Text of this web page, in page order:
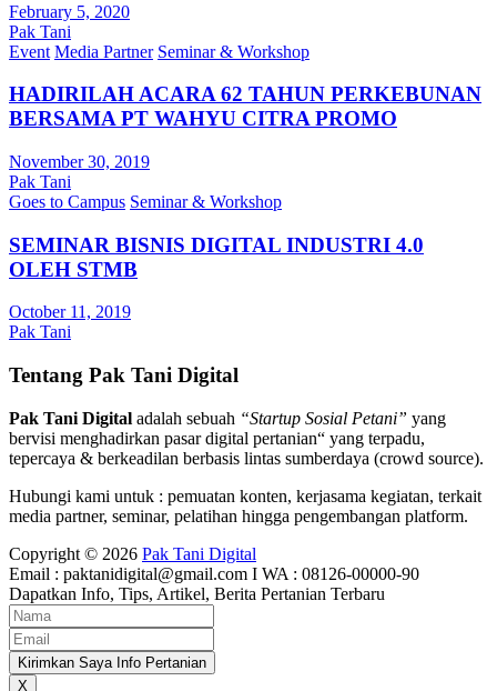
February 5, 2020
Pak Tani
Event Media Partner Seminar & Workshop
HADIRILAH ACARA 62 TAHUN PERKEBUNAN
BERSAMA PT WAHYU CITRA PROMO
November 30, 2019
Pak Tani
Goes to Campus Seminar & Workshop
SEMINAR BISNIS DIGITAL INDUSTRI 4.0
OLEH STMB
October 11, 2019
Pak Tani
Tentang Pak Tani Digital
Pak Tani Digital adalah sebuah “Startup Sosial Petani” yang
bervisi menghadirkan pasar digital pertanian“ yang terpadu,
tepercaya & berkeadilan berbasis lintas sumberdaya (crowd source).
Hubungi kami untuk : pemuatan konten, kerjasama kegiatan, terkait
media partner, seminar, pelatihan hingga pengembangan platform.
Copyright © 2026 Pak Tani Digital
Email : paktanidigital@gmail.com I WA : 08126-00000-90
Dapatkan Info, Tips, Artikel, Berita Pertanian Terbaru
Kirimkan Saya Info Pertanian
X